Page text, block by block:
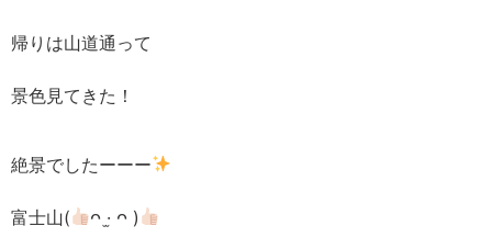
帰りは山道通って
景色見てきた！
絶景でしたーーー
富士山( ᴖ ·̫ ᴖ )